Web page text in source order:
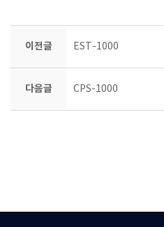
이전글 EST-1000
다음글 CPS-1000